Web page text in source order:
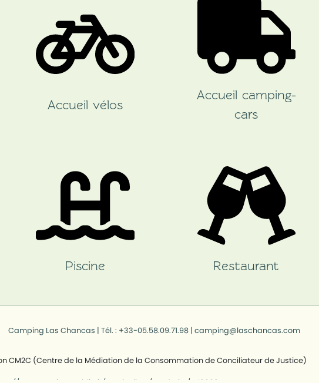
Accueil vélos
Accueil camping-
cars
Piscine Restaurant
Camping Las Chancas | Tél. : +33-05.58.09.71.98 | camping@laschancas.com
CM2C (Centre de la Médiation de la Consommation de Conciliateur de Justice)